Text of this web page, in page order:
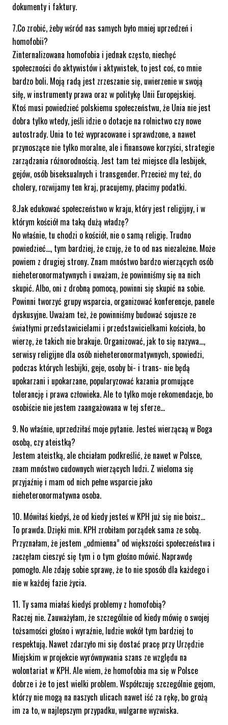
dokumenty i faktury.
7.Co zrobić, żeby wśród nas samych było mniej uprzedzeń i
homofobii?
Zinternalizowana homofobia i jednak często, niechęć
społeczności do aktywistów i aktywistek, to jest coś, co mnie
bardzo boli. Moją radą jest zrzeszanie się, uwierzenie w swoją
siłę, w instrumenty prawa oraz w politykę Unii Europejskiej.
Ktoś musi powiedzieć polskiemu społeczeństwu, że Unia nie jest
dobra tylko wtedy, jeśli idzie o dotacje na rolnictwo czy nowe
autostrady. Unia to też wypracowane i sprawdzone, a nawet
przynoszące nie tylko moralne, ale i finansowe korzyści, strategie
zarządzania różnorodnością. Jest tam też miejsce dla lesbijek,
gejów, osób biseksualnych i transgender. Przecież my też, do
cholery, rozwijamy ten kraj, pracujemy, płacimy podatki.
8.Jak edukować społeczeństwo w kraju, który jest religijny, i w
którym kościół ma taką dużą władzę?
No właśnie, tu chodzi o kościół, nie o samą religię. Trudno
powiedzieć…, tym bardziej, że czuję, że to od nas niezależne. Może
powiem z drugiej strony. Znam mnóstwo bardzo wierzących osób
nieheteronormatywnych i uważam, że powinniśmy się na nich
skupić. Albo, oni z drobną pomocą, powinni się skupić na sobie.
Powinni tworzyć grupy wsparcia, organizować konferencje, panele
dyskusyjne. Uważam też, że powinniśmy budować sojusze ze
światłymi przedstawicielami i przedstawicielkami kościoła, bo
wierzę, że takich nie brakuje. Organizować, jak to się nazywa…,
serwisy religijne dla osób nieheteronormatywnych, spowiedzi,
podczas których lesbijki, geje, osoby bi- i trans- nie będą
upokarzani i upokarzane, popularyzować kazania promujące
tolerancję i prawa człowieka. Ale to tylko moje rekomendacje, bo
osobiście nie jestem zaangażowana w tej sferze…
9. No właśnie, uprzedziłaś moje pytanie. Jesteś wierzącaą w Boga
osobą, czy ateistką?
Jestem ateistką, ale chciałam podkreślić, że nawet w Polsce,
znam mnóstwo cudownych wierzących ludzi. Z wieloma się
przyjaźnię i mam od nich pełne wsparcie jako
nieheteronormatywna osoba.
10. Mówiłaś kiedyś, że od kiedy jesteś w KPH już się nie boisz…
To prawda. Dzięki min. KPH zrobiłam porządek sama ze sobą.
Przyznałam, że jestem „odmienna” od większości społeczeństwa i
zaczęłam cieszyć się tym i o tym głośno mówić. Naprawdę
pomogło. Ale zdaję sobie sprawę, że to nie sposób dla każdego i
nie w każdej fazie życia.
11. Ty sama miałaś kiedyś problemy z homofobią?
Raczej nie. Zauważyłam, że szczególnie od kiedy mówię o swojej
tożsamości głośno i wyraźnie, ludzie wokół tym bardziej to
respektują. Nawet zdarzyło mi się dostać pracę przy Urzędzie
Miejskim w projekcie wyrównywania szans ze względu na
wolontariat w KPH. Ale wiem, że homofobia ma się w Polsce
dobrze i że to jest wielki problem. Współczuję szczególnie gejom,
którzy nie mogą na naszych ulicach nawet iść za rękę, bo grożą
im za to, w najlepszym przypadku, wulgarne wyzwiska.